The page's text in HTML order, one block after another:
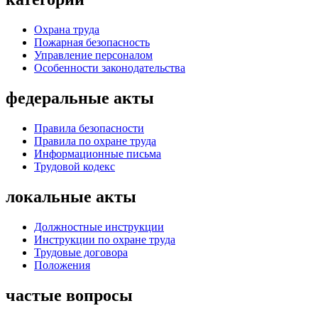
Охрана труда
Пожарная безопасность
Управление персоналом
Особенности законодательства
федеральные акты
Правила безопасности
Правила по охране труда
Информационные письма
Трудовой кодекс
локальные акты
Должностные инструкции
Инструкции по охране труда
Трудовые договора
Положения
частые вопросы